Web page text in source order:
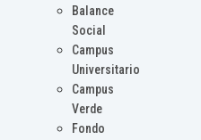
Balance
Social
Campus
Universitario
Campus
Verde
Fondo